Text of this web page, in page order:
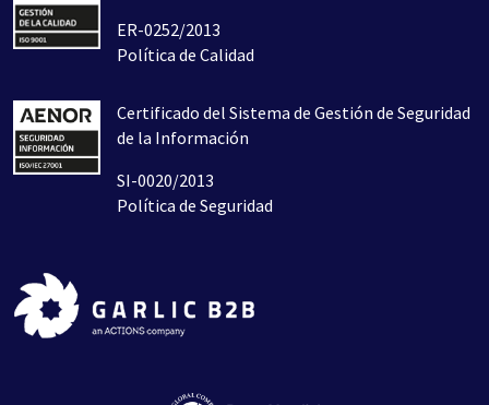
ER-0252/2013
Política de Calidad
Certificado del Sistema de Gestión de Seguridad
de la Información
SI-0020/2013
Política de Seguridad